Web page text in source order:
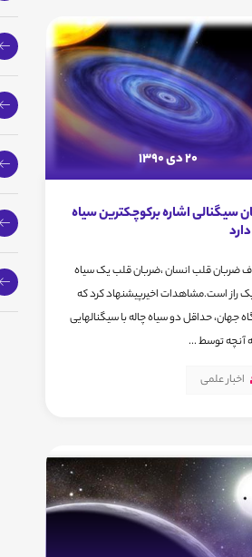
20 دی 1390
سیگنالی اشاره برکوچکترین سیاه
ضربان قلب انسان ،ضربان قلب یک سیاه
راز است.مشاهدات اخیرپیشنهاد کرد که
جهان، حداقل دو سیاه چاله با سیگنالهایی
آنچه توسط ...
اخبار علمی